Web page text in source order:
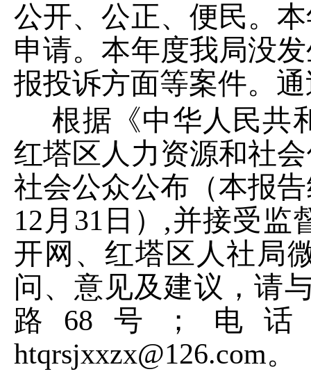
公开、公正、便民。
申请。本年度我局没
报投诉方面等案件。
根据《中华人民共
红塔区人力资源和社
社会公众公布（本报
12月31日）,并接受
开网、红塔区人社局
问、意见及建议，请
路68号；电话
htqrsjxxzx@126.com。